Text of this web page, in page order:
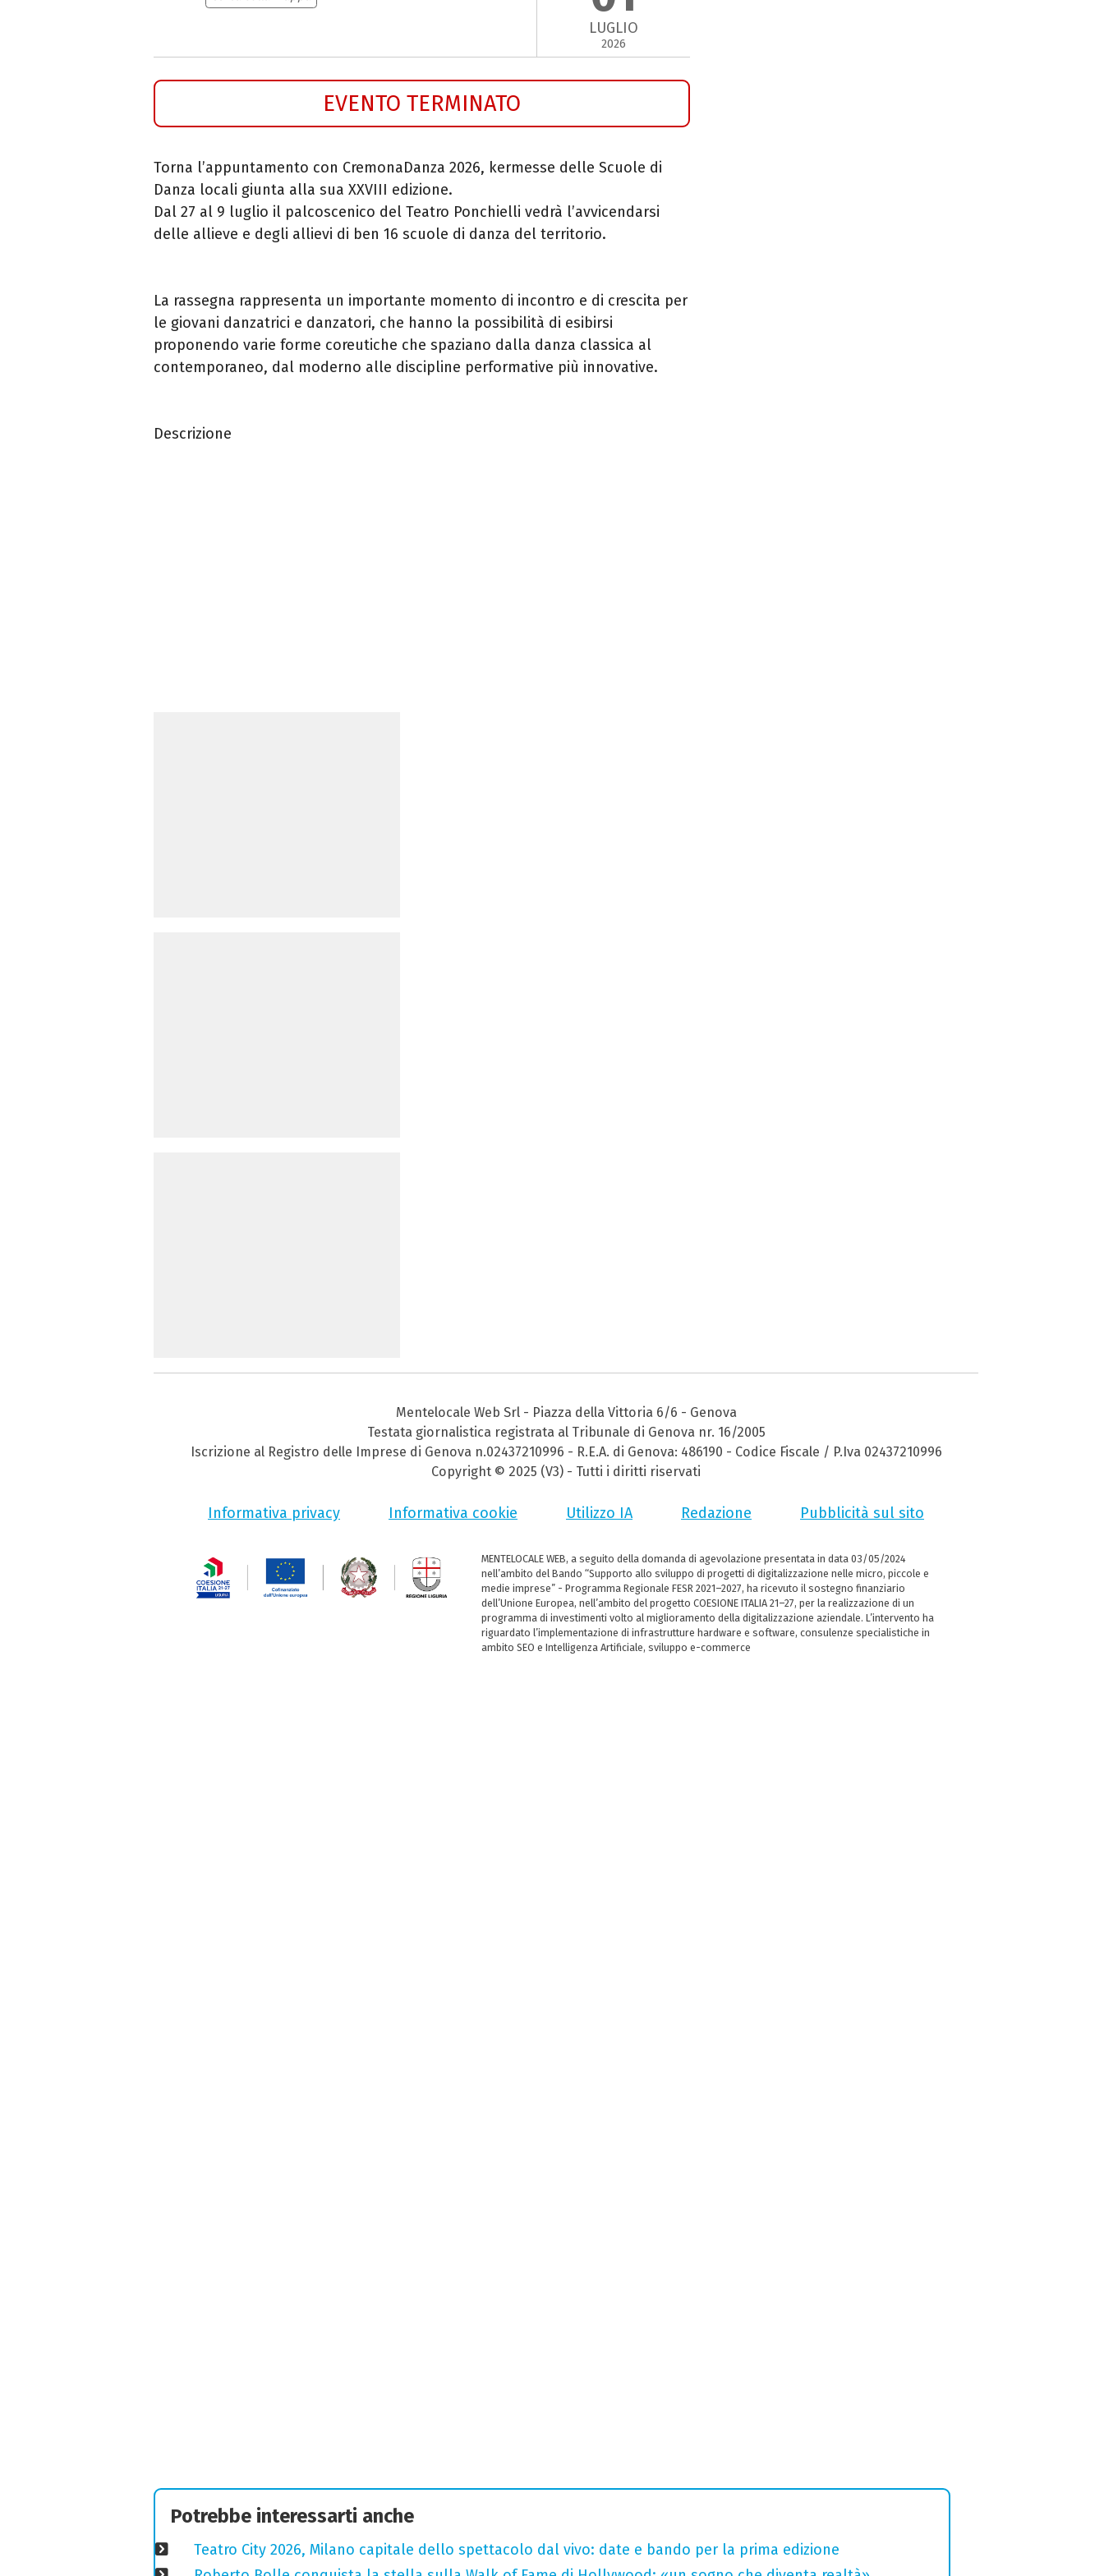
LUGLIO
2026
EVENTO TERMINATO
Torna l’appuntamento con CremonaDanza 2026, kermesse delle Scuole di
Danza locali giunta alla sua XXVIII edizione.
Dal 27 al 9 luglio il palcoscenico del Teatro Ponchielli vedrà l’avvicendarsi
delle allieve e degli allievi di ben 16 scuole di danza del territorio.
La rassegna rappresenta un importante momento di incontro e di crescita per
le giovani danzatrici e danzatori, che hanno la possibilità di esibirsi
proponendo varie forme coreutiche che spaziano dalla danza classica al
contemporaneo, dal moderno alle discipline performative più innovative.
Descrizione
Mentelocale Web Srl - Piazza della Vittoria 6/6 - Genova
Testata giornalistica registrata al Tribunale di Genova nr. 16/2005
Iscrizione al Registro delle Imprese di Genova n.02437210996 - R.E.A. di Genova: 486190 - Codice Fiscale / P.Iva 02437210996
Copyright © 2025 (V3) - Tutti i diritti riservati
Informativa privacy Informativa cookie Utilizzo IA Redazione Pubblicità sul sito
MENTELOCALE WEB, a seguito della domanda di agevolazione presentata in data 03/05/2024
nell’ambito del Bando “Supporto allo sviluppo di progetti di digitalizzazione nelle micro, piccole e
medie imprese” - Programma Regionale FESR 2021–2027, ha ricevuto il sostegno finanziario
dell’Unione Europea, nell’ambito del progetto COESIONE ITALIA 21–27, per la realizzazione di un
programma di investimenti volto al miglioramento della digitalizzazione aziendale. L’intervento ha
riguardato l’implementazione di infrastrutture hardware e software, consulenze specialistiche in
ambito SEO e Intelligenza Artificiale, sviluppo e-commerce
Potrebbe interessarti anche
Teatro City 2026, Milano capitale dello spettacolo dal vivo: date e bando per la prima edizione